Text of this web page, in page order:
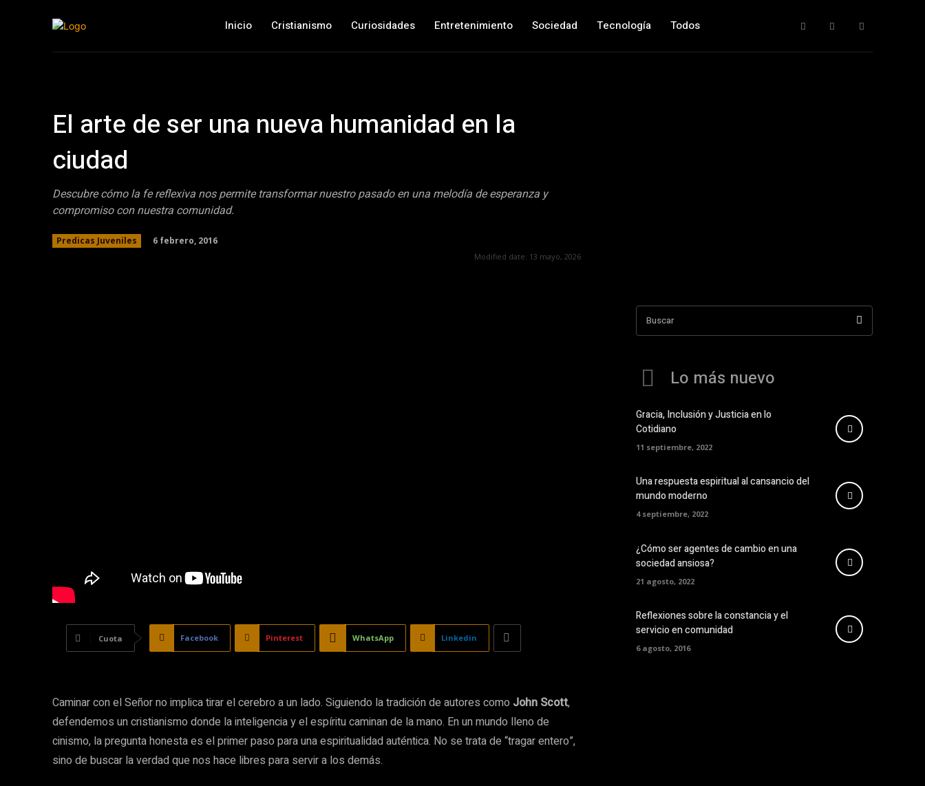
Inicio Cristianismo Curiosidades Entretenimiento Sociedad Tecnología Todos
El arte de ser una nueva humanidad en la
ciudad
Descubre cómo la fe reflexiva nos permite transformar nuestro pasado en una melodía de esperanza y
compromiso con nuestra comunidad.
Predicas Juveniles 6 febrero, 2016
Modified date: 13 mayo, 2026
Cuota Facebook Pinterest WhatsApp Linkedin
Caminar con el Señor no implica tirar el cerebro a un lado. Siguiendo la tradición de autores como John Scott,
defendemos un cristianismo donde la inteligencia y el espíritu caminan de la mano. En un mundo lleno de
cinismo, la pregunta honesta es el primer paso para una espiritualidad auténtica. No se trata de “tragar entero”,
sino de buscar la verdad que nos hace libres para servir a los demás.
Buscar
Lo más nuevo
Gracia, Inclusión y Justicia en lo
Cotidiano
11 septiembre, 2022
Una respuesta espiritual al cansancio del
mundo moderno
4 septiembre, 2022
¿Cómo ser agentes de cambio en una
sociedad ansiosa?
21 agosto, 2022
Reflexiones sobre la constancia y el
servicio en comunidad
6 agosto, 2016